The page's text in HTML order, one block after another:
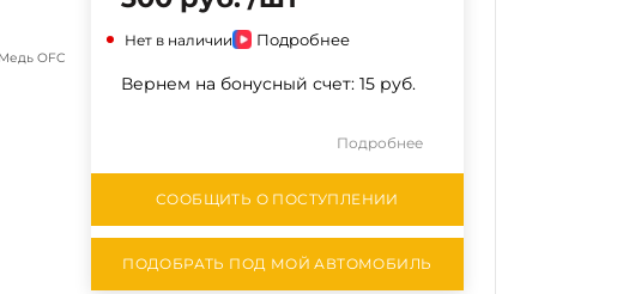
Медь OFC
Нет в наличии Подробнее
Вернем на бонусный счет: 15 руб.
Подробнее
СООБЩИТЬ О ПОСТУПЛЕНИИ
ПОДОБРАТЬ ПОД МОЙ АВТОМОБИЛЬ